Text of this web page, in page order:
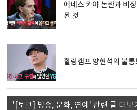
에네스 카야 논란과 비
된 것
힐링캠프 양현석의 불
'[토크] 방송, 문화, 연예' 관련 글 더보